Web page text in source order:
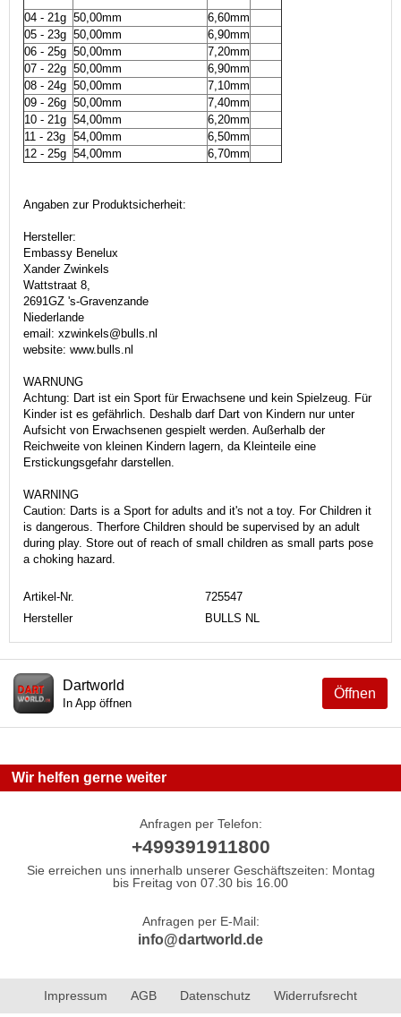
04 - 21g 50,00mm
6,60mm
05 - 23g 50,00mm
6,90mm
06 - 25g 50,00mm
7,20mm
07 - 22g 50,00mm
6,90mm
08 - 24g 50,00mm
7,10mm
09 - 26g 50,00mm
7,40mm
10 - 21g 54,00mm
6,20mm
11 - 23g 54,00mm
6,50mm
12 - 25g 54,00mm 6,70mm
Angaben zur Produktsicherheit:
Hersteller:
Embassy Benelux
Xander Zwinkels
Wattstraat 8,
2691GZ 's-Gravenzande
Niederlande
email: xzwinkels@bulls.nl
website: www.bulls.nl
WARNUNG
Achtung: Dart ist ein Sport für Erwachsene und kein Spielzeug. Für
Kinder ist es gefährlich. Deshalb darf Dart von Kindern nur unter
Aufsicht von Erwachsenen gespielt werden. Außerhalb der
Reichweite von kleinen Kindern lagern, da Kleinteile eine
Erstickungsgefahr darstellen.
WARNING
Caution: Darts is a Sport for adults and it's not a toy. For Children it
is dangerous. Therfore Children should be supervised by an adult
during play. Store out of reach of small children as small parts pose
a choking hazard.
Artikel-Nr.
725547
Hersteller
BULLS NL
Öffnen
Dartworld
In App öffnen
Wir helfen gerne weiter
Anfragen per Telefon:
+499391911800
Sie erreichen uns innerhalb unserer Geschäftszeiten: Montag
bis Freitag von 07.30 bis 16.00
Anfragen per E-Mail:
info@dartworld.de
Impressum AGB Datenschutz Widerrufsrecht